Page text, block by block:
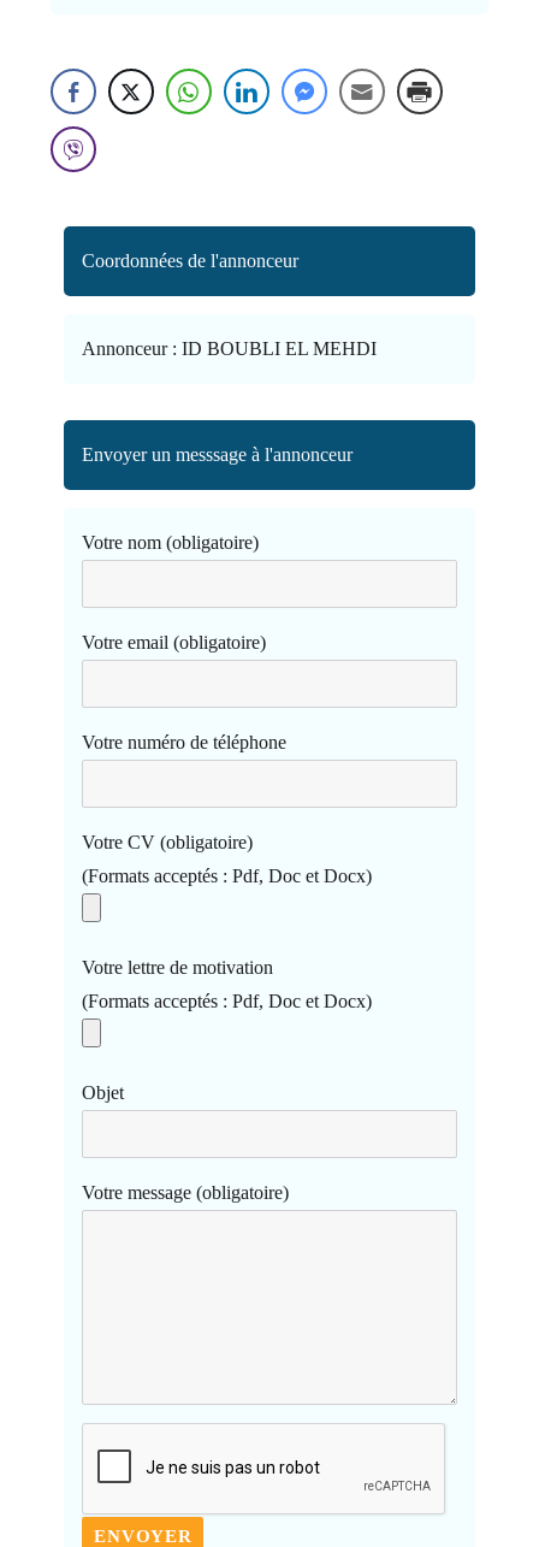
Coordonnées de l'annonceur
Annonceur : ID BOUBLI EL MEHDI
Envoyer un messsage à l'annonceur
Votre nom (obligatoire)
Votre email (obligatoire)
Votre numéro de téléphone
Votre CV (obligatoire)
(Formats acceptés : Pdf, Doc et Docx)
Votre lettre de motivation
(Formats acceptés : Pdf, Doc et Docx)
Objet
Votre message (obligatoire)